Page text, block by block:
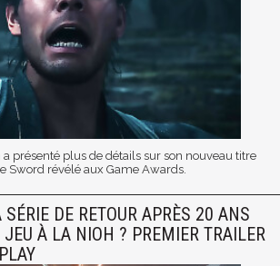
présenté plus de détails sur son nouveau titre
Sword révélé aux Game Awards.
DE RETOUR APRÈS 20 ANS
JEU À LA NIOH ? PREMIER TRAILER